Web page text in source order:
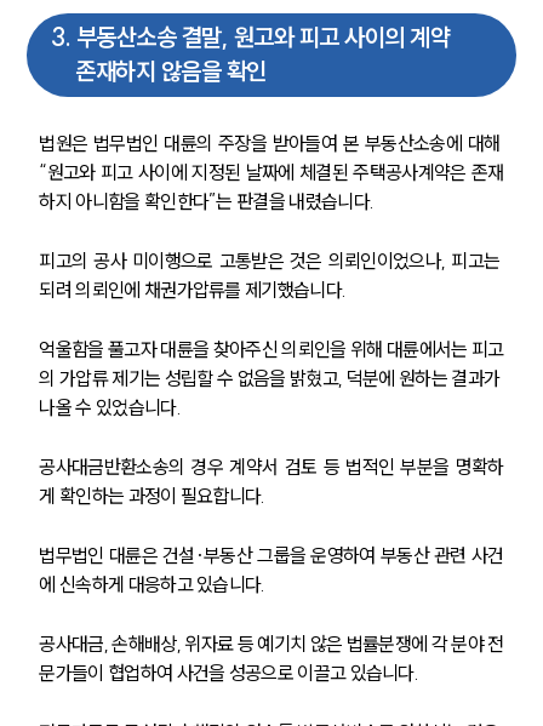
오시는 길
글로벌 파트너 로펌
고객의 소리
통합검색
업무사례
사례분석/최신동향
법률정보
고객후기
건설부 업무
전체
구성원 소개
3. 부동산소송 결말, 원고와 피고 사이의 계약
존재하지 않음을 확인
법원은 법무법인 대륜의 주장을 받아들여 본 부동산소송에 대해
“원고와 피고 사이에 지정된 날짜에 체결된 주택공사계약은 존재
하지 아니함을 확인한다”는 판결을 내렸습니다.
피고의 공사 미이행으로 고통받은 것은 의뢰인이었으나, 피고는
되려 의뢰인에 채권가압류를 제기했습니다.
억울함을 풀고자 대륜을 찾아주신 의뢰인을 위해 대륜에서는 피고
의 가압류 제기는 성립할 수 없음을 밝혔고, 덕분에 원하는 결과가
나올 수 있었습니다.
공사대금반환소송의 경우 계약서 검토 등 법적인 부분을 명확하
게 확인하는 과정이 필요합니다.
법무법인 대륜은 건설·부동산 그룹을 운영하여 부동산 관련 사건
에 신속하게 대응하고 있습니다.
공사대금, 손해배상, 위자료 등 예기치 않은 법률분쟁에 각 분야 전
문가들이 협업하여 사건을 성공으로 이끌고 있습니다.